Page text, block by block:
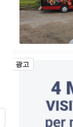
광고